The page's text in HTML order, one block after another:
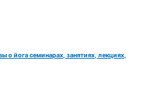
йога семинарах, занятиях, лекциях,